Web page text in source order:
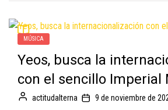
MÚSICA
Yeos, busca la
con el sencillo Imperial
actitudalterna 9 de noviembre de